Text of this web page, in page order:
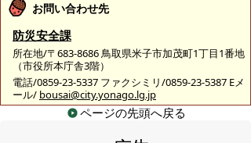
お問い合わせ先
防災安全課
所在地/〒683-8686 鳥取県米子市加茂町1丁目1番地
（市役所本庁舎3階）
電話/0859-23-5337 ファクシミリ/0859-23-5387 Eメ
ール/ bousai@city.yonago.lg.jp
ページの先頭へ戻る